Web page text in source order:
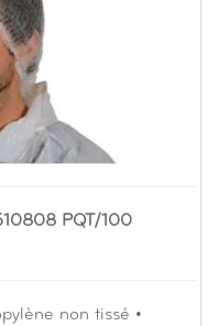
PQT/100
non tissé •